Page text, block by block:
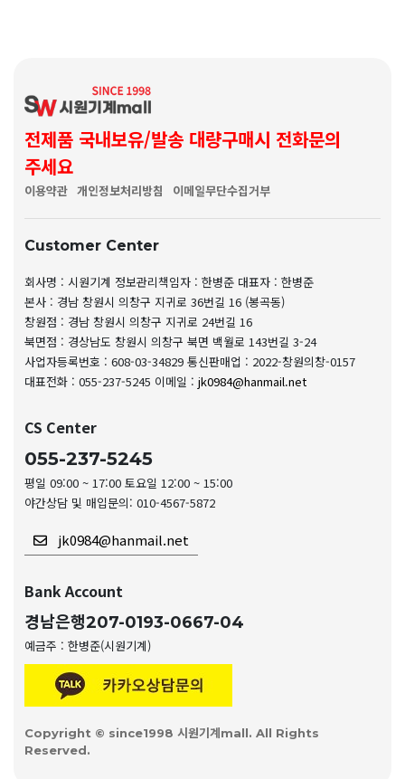
전제품 국내보유/발송 대량구매시 전화문의
주세요
이용약관 개인정보처리방침 이메일무단수집거부
Customer Center
회사명 : 시원기계 정보관리책임자 : 한병준 대표자 : 한병준
본사 : 경남 창원시 의창구 지귀로 36번길 16 (봉곡동)
창원점 : 경남 창원시 의창구 지귀로 24번길 16
북면점 : 경상남도 창원시 의창구 북면 백월로 143번길 3-24
사업자등록번호 : 608-03-34829 통신판매업 : 2022-창원의창-0157
대표전화 : 055-237-5245 이메일 : jk0984@hanmail.net
CS Center
055-237-5245
평일 09:00 ~ 17:00 토요일 12:00 ~ 15:00
야간상담 및 매입문의: 010-4567-5872
jk0984@hanmail.net
Bank Account
경남은행207-0193-0667-04
예금주 : 한병준(시원기계)
Copyright © since1998 시원기계mall. All Rights
Reserved.